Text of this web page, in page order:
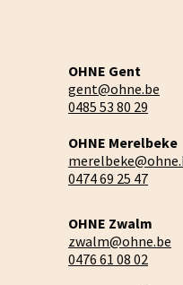
OHNE Gent
gent@ohne.be
0485 53 80 29
OHNE Merelbeke
0474 69 25 47
OHNE Zwalm
zwalm@ohne.be
0476 61 08 02